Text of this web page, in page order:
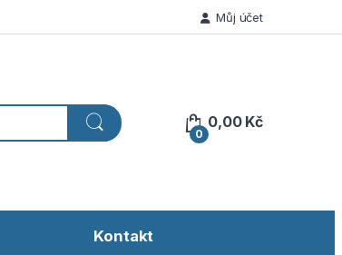
Můj účet
0
0,00 Kč
Kontakt